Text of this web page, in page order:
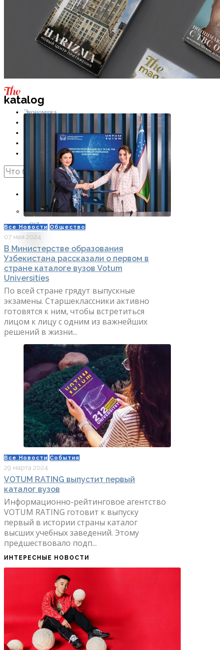
Экономика
Технологии
Интервью
ПОИСК
RU
OʻZ
katalog
Все Новости·Общество
07 мая 2024
В Министерстве образования
Узбекистана рассказали о первом в
стране каталоге вузов Votum
Universities
По всей стране грядут выпускные
экзамены. Старшеклассники активно
готовятся к ним, чтобы встретиться
лицом к лицу с одним из важнейших
решений в жизни...
Все Новости·События
29 марта 2024
VOTUM RATING выпустит первый
каталог вузов
Информационно-рейтинговое агентство
VOTUM RATING готовит к выпуску
первый в истории страны каталог
высших учебных заведений. Этому
предшествовало подп...
ИНТЕРЕСНЫЕ НОВОСТИ